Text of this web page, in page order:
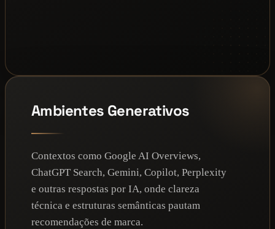
Ambientes Generativos
Contextos como Google AI Overviews,
ChatGPT Search, Gemini, Copilot, Perplexity
e outras respostas por IA, onde clareza
técnica e estruturas semânticas pautam
recomendações de marca.